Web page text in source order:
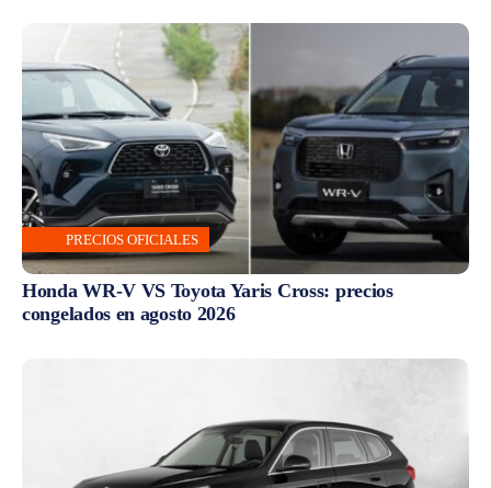
PRECIOS OFICIALES
Honda WR-V VS Toyota Yaris Cross: precios
congelados en agosto 2026